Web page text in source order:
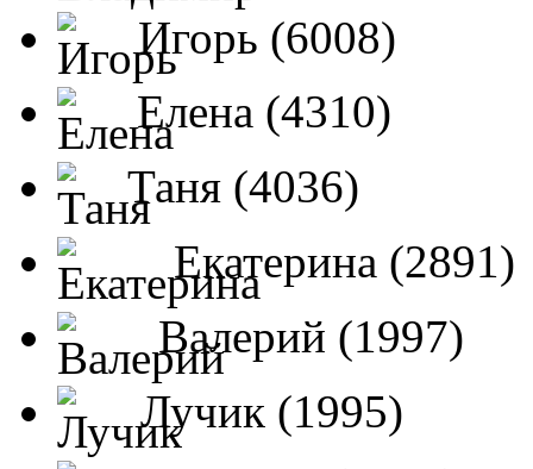
Игорь (6008)
Елена (4310)
Таня (4036)
Екатерина (2891)
Валерий (1997)
Лучик (1995)